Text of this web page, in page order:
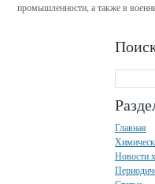
промышленности, а также в
Главная
Новости